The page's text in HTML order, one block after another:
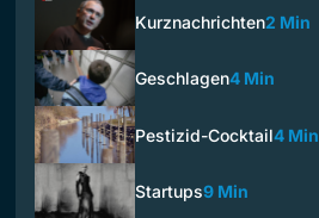
Kurznachrichten2 Min
Geschlagen4 Min
Pestizid-Cocktail4 Min
Startups9 Min